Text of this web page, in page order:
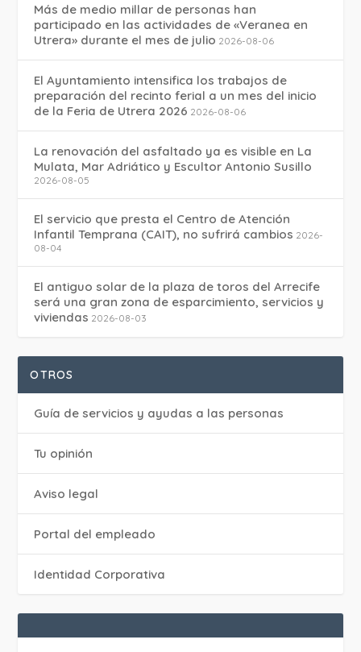
Más de medio millar de personas han
participado en las actividades de «Veranea en
Utrera» durante el mes de julio 2026-08-06
El Ayuntamiento intensifica los trabajos de
preparación del recinto ferial a un mes del inicio
de la Feria de Utrera 2026 2026-08-06
La renovación del asfaltado ya es visible en La
Mulata, Mar Adriático y Escultor Antonio Susillo
2026-08-05
El servicio que presta el Centro de Atención
Infantil Temprana (CAIT), no sufrirá cambios 2026-
08-04
El antiguo solar de la plaza de toros del Arrecife
será una gran zona de esparcimiento, servicios y
viviendas 2026-08-03
OTROS
Guía de servicios y ayudas a las personas
Tu opinión
Aviso legal
Portal del empleado
Identidad Corporativa